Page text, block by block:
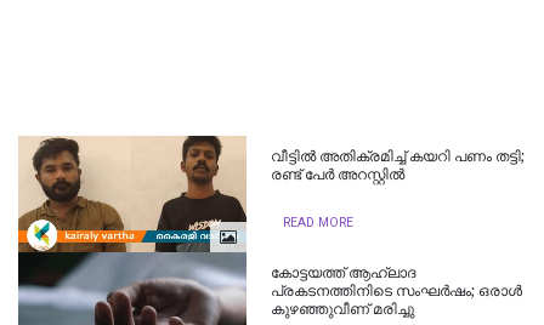
വീട്ടില്‍ അതിക്രമിച്ച് കയറി പണം തട്ടി;
രണ്ട് പേര്‍ അറസ്റ്റില്‍
READ MORE
കോട്ടയത്ത് ആഹ്ലാദ
പ്രകടനത്തിനിടെ സംഘർഷം; ഒരാൾ
കുഴഞ്ഞുവീണ് മരിച്ചു